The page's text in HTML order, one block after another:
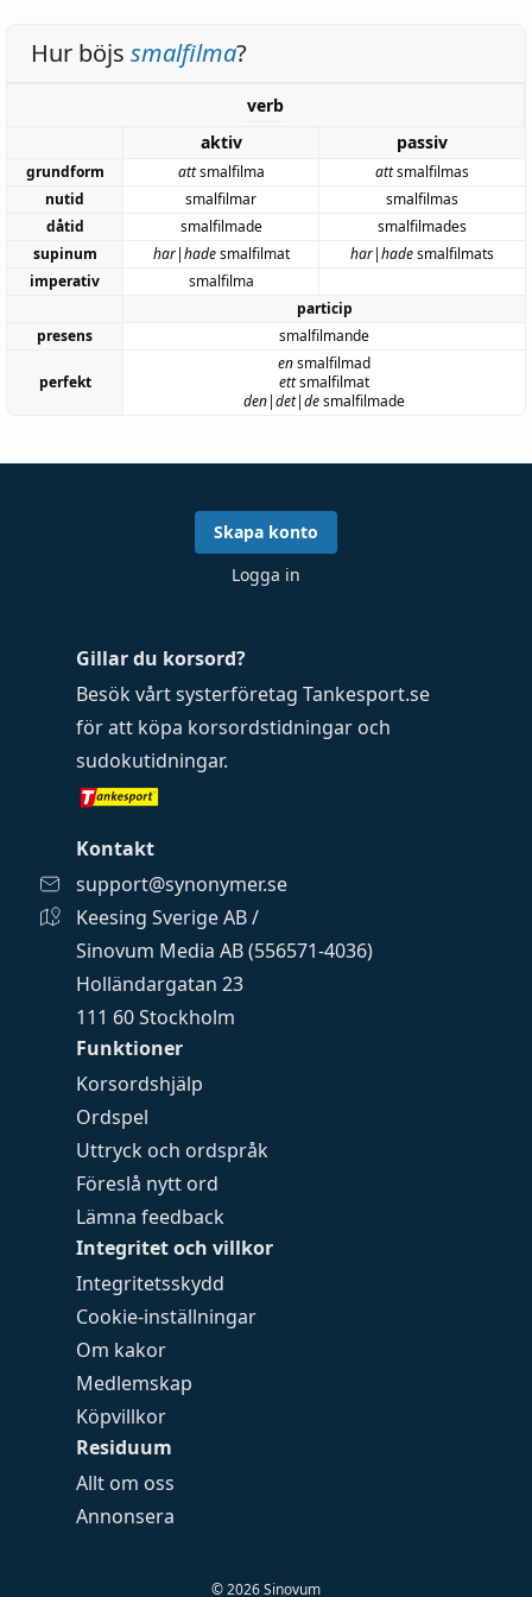
Hur böjs smalfilma?
verb
aktiv
passiv
grundform attsmalfilma attsmalfilmas
nutid
smalfilmar
smalfilmas
dåtid
smalfilmade
smalfilmades
supinum
har|hadesmalfilmat har|hadesmalfilmats
imperativ
smalfilma
particip
presens
smalfilmande
perfekt
ensmalfilmad
ettsmalfilmat
den|det|desmalfilmade
Funktioner
Korsordshjälp
Ordspel
Uttryck och ordspråk
Föreslå nytt ord
Lämna feedback
Integritet och villkor
Integritetsskydd
Cookie-inställningar
Om kakor
Medlemskap
Köpvillkor
Residuum
Allt om oss
Annonsera
Gillar du korsord?
Besök vårt systerföretag Tankesport.se
för att köpa korsordstidningar och
sudokutidningar.
Kontakt
support@synonymer.se
Keesing Sverige AB /
Sinovum Media AB (556571-4036)
Holländargatan 23
111 60 Stockholm
Skapa konto
Logga in
©2026Sinovum